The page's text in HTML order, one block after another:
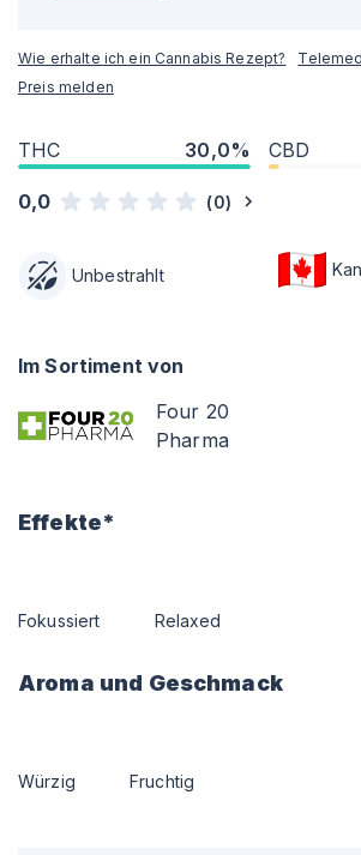
Wie erhalte ich ein Cannabis Rezept?
Preis melden
THC 30,0% CBD
0,0 (0)
Unbestrahlt
Im Sortiment von
Four 20
Pharma
Effekte*
Fokussiert Relaxed
Aroma und Geschmack
Würzig Fruchtig